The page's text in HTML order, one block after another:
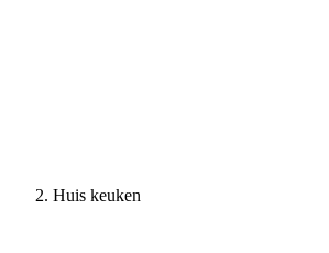
Huis keuken